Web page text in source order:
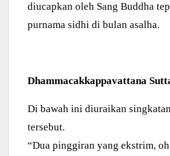
diucapkan oleh Sang Buddha
purnama sidhi di bulan asalha.
Dhammacakkappavattana
Di bawah ini diuraikan
tersebut.
“Dua pinggiran yang ekstrim,